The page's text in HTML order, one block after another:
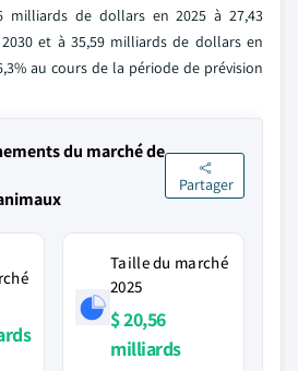
milliards de dollars en 2025 à 27,43
et à 35,59 milliards de dollars en
au cours de la période de prévision
du marché de
Partager
Taille du marché
2025
$ 20,56
milliards